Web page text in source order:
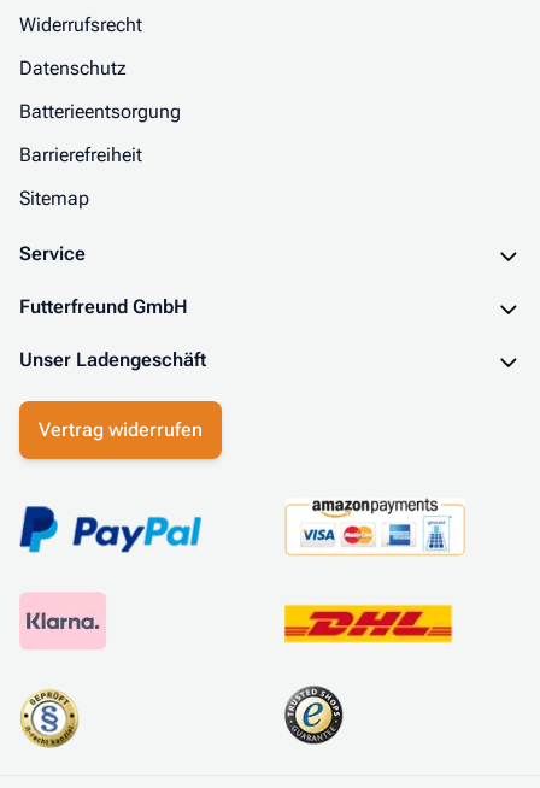
Widerrufsrecht
Datenschutz
Batterieentsorgung
Barrierefreiheit
Sitemap
Service
Futterfreund GmbH
Unser Ladengeschäft
Vertrag widerrufen